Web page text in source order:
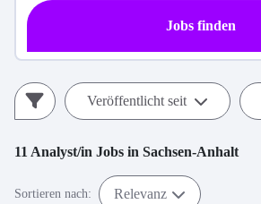
Jobs finden
Veröffentlicht seit
11 Analyst/in Jobs in Sachsen-Anhalt
Sortieren nach: Relevanz